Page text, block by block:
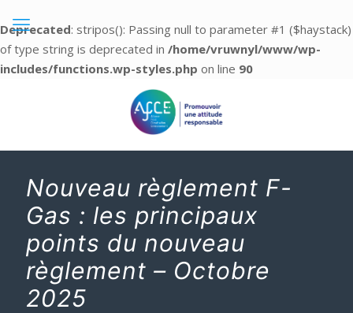
Deprecated: stripos(): Passing null to parameter #1 ($haystack)
of type string is deprecated in /home/vruwnyl/www/wp-
includes/functions.wp-styles.php on line 90
Nouveau règlement F-
Gas : les principaux
points du nouveau
règlement – Octobre
2025